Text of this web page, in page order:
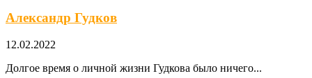
Александр Гудков
12.02.2022
Долгое время о личной жизни Гудкова было ничего...